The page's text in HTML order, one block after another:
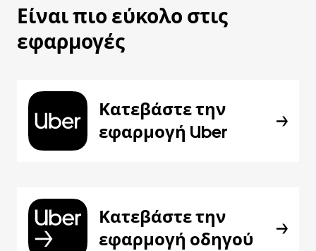
Είναι πιο εύκολο στις
εφαρμογές
Κατεβάστε την
εφαρμογή Uber
Κατεβάστε την
εφαρμογή οδηγού